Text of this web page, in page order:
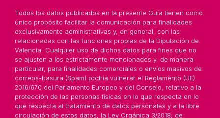
Todos los datos publicados en la presente Guía tienen como
único propósito facilitar la comunicación para finalidades
exclusivamente administrativas y, en general, con las
relacionadas con las funciones propias de la Diputación de
Valencia. Cualquier uso de dichos datos para fines que no
se ajusten a los estrictamente mencionados y, de manera
particular, para finalidades comerciales o envíos masivos de
correos-basura (Spam) podría vulnerar el Reglamento (UE)
2016/670 del Parlamento Europeo y del Consejo, relativo a la
protección de las personas físicas en lo que respecta en lo
que respecta al tratamiento de datos personales y a la libre
circulación de estos datos, la Ley Orgánica 3/2018, de